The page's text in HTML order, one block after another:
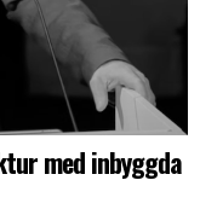
med inbyggda